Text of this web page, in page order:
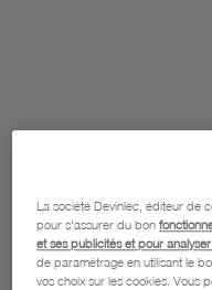
La société Devinlec, éditeur de
pour s'assurer du bon
et ses publicités et pour
de paramétrage en utilisant le
vos choix sur les cookies. Vous